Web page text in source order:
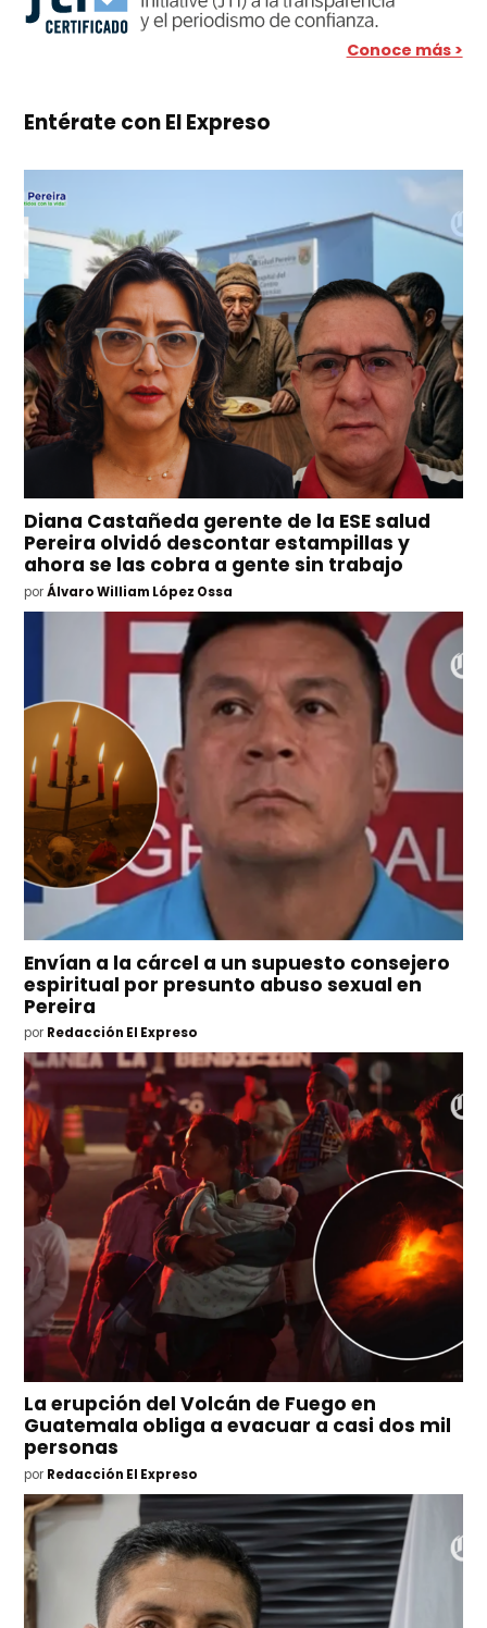
Conoce más >
Entérate con El Expreso
Diana Castañeda gerente de la ESE salud
Pereira olvidó descontar estampillas y
ahora se las cobra a gente sin trabajo
por Álvaro William López Ossa
Envían a la cárcel a un supuesto consejero
espiritual por presunto abuso sexual en
Pereira
por Redacción El Expreso
La erupción del Volcán de Fuego en
Guatemala obliga a evacuar a casi dos mil
personas
por Redacción El Expreso